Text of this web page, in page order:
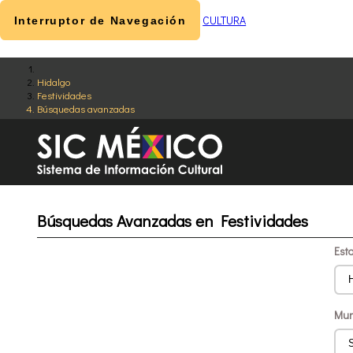
Hidalgo
Festividades
Búsquedas avanzadas
Interruptor de Navegación CULTURA
Búsquedas Avanzadas en Festividades